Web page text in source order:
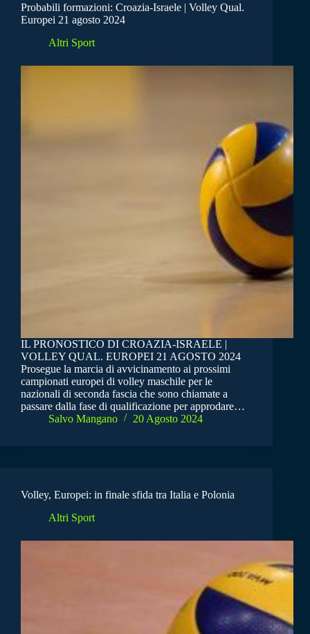
Probabili formazioni: Croazia-Israele | Volley Qual.
Europei 21 agosto 2024
Altri Sport
IL PRONOSTICO DI CROAZIA-ISRAELE |
VOLLEY QUAL. EUROPEI 21 AGOSTO 2024
Prosegue la marcia di avvicinamento ai prossimi
campionati europei di volley maschile per le
nazionali di seconda fascia che sono chiamate a
passare dalla fase di qualificazione per approdare…
Salvo Mangano
20 Agosto 2024
Volley, Europei: in finale sfida tra Italia e Polonia
Altri Sport